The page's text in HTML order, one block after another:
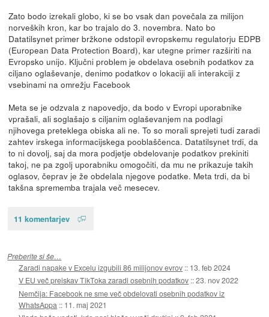
Zato bodo izrekali globo, ki se bo vsak dan povečala za milijon
norveških kron, kar bo trajalo do 3. novembra. Nato bo
Datatilsynet primer bržkone odstopil evropskemu regulatorju EDPB
(European Data Protection Board), kar utegne primer razširiti na
Evropsko unijo. Ključni problem je obdelava osebnih podatkov za
ciljano oglaševanje, denimo podatkov o lokaciji ali interakciji z
vsebinami na omrežju Facebook
Meta se je odzvala z napovedjo, da bodo v Evropi uporabnike
vprašali, ali soglašajo s ciljanim oglaševanjem na podlagi
njihovega preteklega obiska ali ne. To so morali sprejeti tudi zaradi
zahtev irskega informacijskega pooblaščenca. Datatilsynet trdi, da
to ni dovolj, saj da mora podjetje obdelovanje podatkov prekiniti
takoj, ne pa zgolj uporabniku omogočiti, da mu ne prikazuje takih
oglasov, čeprav je že obdelala njegove podatke. Meta trdi, da bi
takšna sprememba trajala več mesecev.
11 komentarjev
Preberite si še…
Zaradi napake v Excelu izgubili 86 milijonov evrov :: 13. feb 2024
V EU več preiskav TikToka zaradi osebnih podatkov ::23. nov 2022
Nemčija: Facebook ne sme več obdelovati osebnih podatkov iz
WhatsAppa :: 11. maj 2021